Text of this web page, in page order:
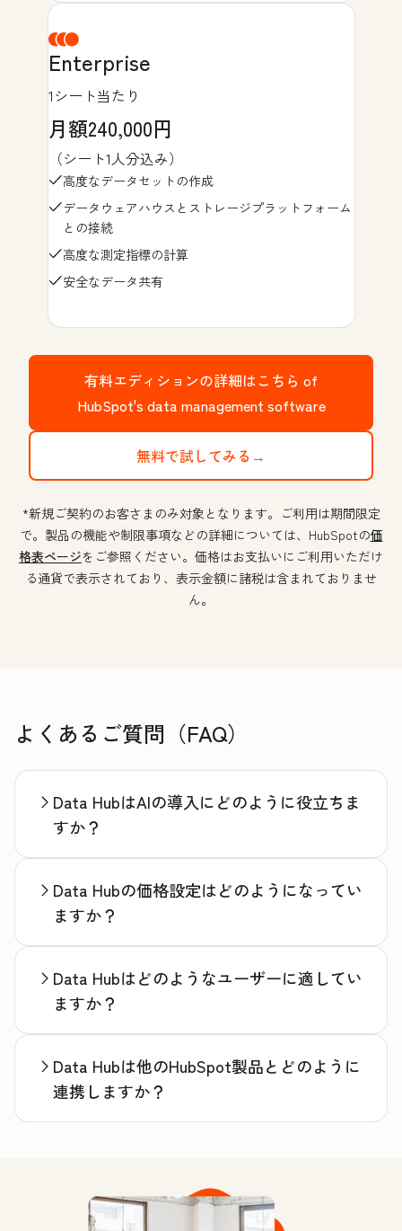
Enterprise
1シート当たり
月額240,000円
（シート1人分込み）
高度なデータセットの作成
データウェアハウスとストレージプラットフォーム
との接続
高度な測定指標の計算
安全なデータ共有
有料エディションの詳細はこちら of
HubSpot's data management software
無料で試してみる→
*新規ご契約のお客さまのみ対象となります。ご利用は期間限定
で。製品の機能や制限事項などの詳細については、HubSpotの価
格表ページをご参照ください。価格はお支払いにご利用いただけ
る通貨で表示されており、表示金額に諸税は含まれておりませ
ん。
よくあるご質問（FAQ）
Data HubはAIの導入にどのように役立ちま
すか？
Data Hubの価格設定はどのようになってい
ますか？
Data Hubはどのようなユーザーに適してい
ますか？
Data Hubは他のHubSpot製品とどのように
連携しますか？